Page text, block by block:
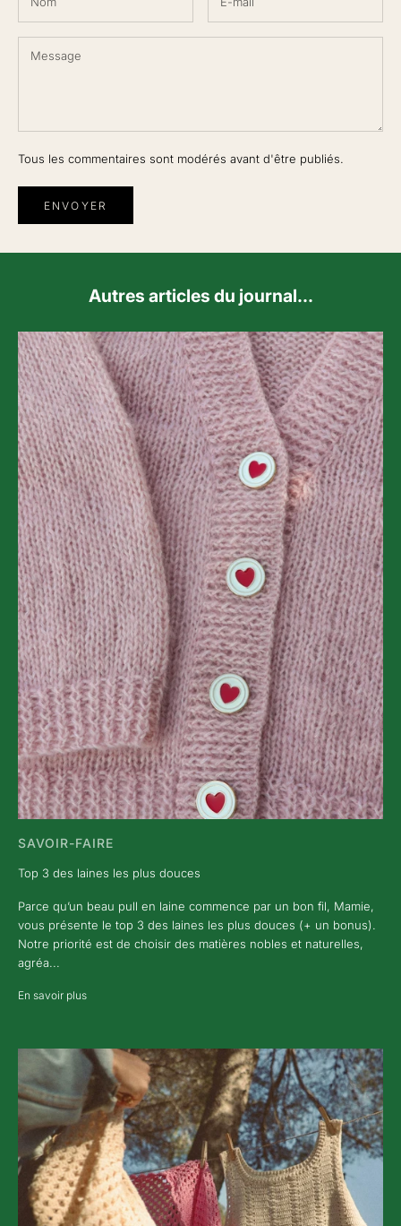
Tous les commentaires sont modérés avant d'être publiés.
ENVOYER
Autres articles du journal...
SAVOIR-FAIRE
Top 3 des laines les plus douces
Parce qu’un beau pull en laine commence par un bon fil, Mamie,
vous présente le top 3 des laines les plus douces (+ un bonus).
Notre priorité est de choisir des matières nobles et naturelles,
agréa...
En savoir plus